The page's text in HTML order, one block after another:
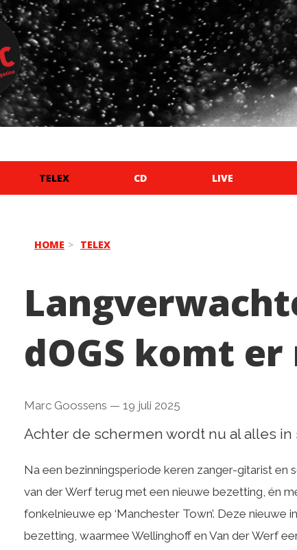
TELEX CD LIVE
HOME TELEX
dOGS komt
Marc Goossens — 19 juli 2025
Achter de schermen wordt nu al alles
Na een bezinningsperiode keren zanger-gitarist en
van der Werf terug met een nieuwe bezetting, én
fonkelnieuwe ep ‘Manchester Town’. Deze nieuwe
bezetting, waarmee Wellinghoff en Van der Werf